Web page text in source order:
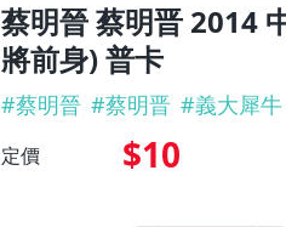
蔡明晉 蔡明晋 2014
將前身) 普卡
#蔡明晉 #蔡明晋 #義大犀牛
定價 $10